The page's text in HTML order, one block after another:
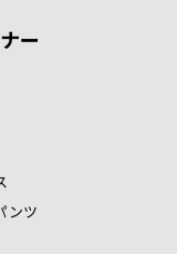
ー
ンツ